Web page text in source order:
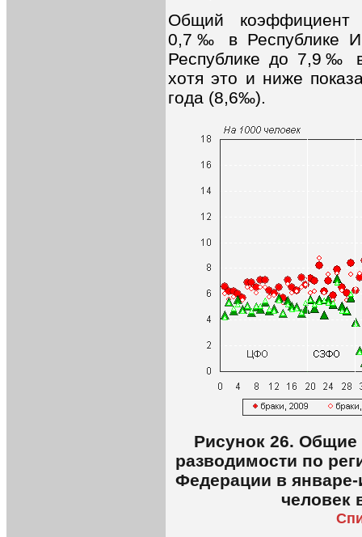
Общий коэффициент
0,7‰ в Республике
Республике до 7,9‰ в
хотя это и ниже
года (8,6‰).
Рисунок 26.
разводимости по
Федерации в январе-
человек